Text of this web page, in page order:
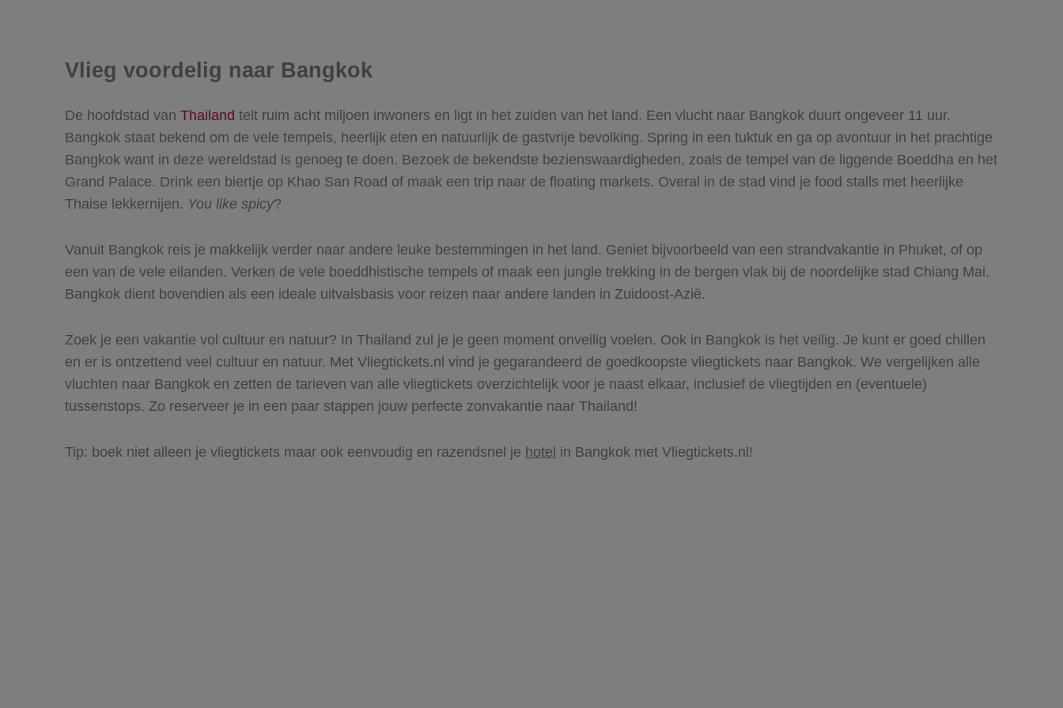
Vlieg voordelig naar Bangkok
De hoofdstad van Thailand telt ruim acht miljoen inwoners en ligt in het zuiden van het land. Een vlucht naar Bangkok duurt ongeveer 11 uur.
Bangkok staat bekend om de vele tempels, heerlijk eten en natuurlijk de gastvrije bevolking. Spring in een tuktuk en ga op avontuur in het prachtige
Bangkok want in deze wereldstad is genoeg te doen. Bezoek de bekendste bezienswaardigheden, zoals de tempel van de liggende Boeddha en het
Grand Palace. Drink een biertje op Khao San Road of maak een trip naar de floating markets. Overal in de stad vind je food stalls met heerlijke
Thaise lekkernijen. You like spicy?
Vanuit Bangkok reis je makkelijk verder naar andere leuke bestemmingen in het land. Geniet bijvoorbeeld van een strandvakantie in Phuket, of op
een van de vele eilanden. Verken de vele boeddhistische tempels of maak een jungle trekking in de bergen vlak bij de noordelijke stad Chiang Mai.
Bangkok dient bovendien als een ideale uitvalsbasis voor reizen naar andere landen in Zuidoost-Azië.
Zoek je een vakantie vol cultuur en natuur? In Thailand zul je je geen moment onveilig voelen. Ook in Bangkok is het veilig. Je kunt er goed chillen
en er is ontzettend veel cultuur en natuur. Met Vliegtickets.nl vind je gegarandeerd de goedkoopste vliegtickets naar Bangkok. We vergelijken alle
vluchten naar Bangkok en zetten de tarieven van alle vliegtickets overzichtelijk voor je naast elkaar, inclusief de vliegtijden en (eventuele)
tussenstops. Zo reserveer je in een paar stappen jouw perfecte zonvakantie naar Thailand!
Tip: boek niet alleen je vliegtickets maar ook eenvoudig en razendsnel je hotel in Bangkok met Vliegtickets.nl!